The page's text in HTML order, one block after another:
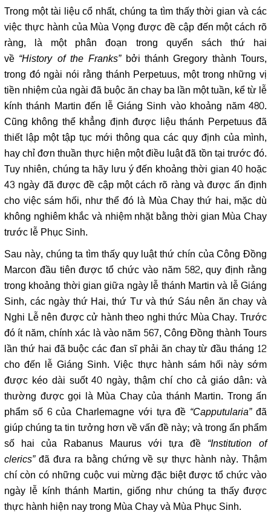
Trong một tài liệu cổ nhất, chúng ta tìm thấy thời gian và các
việc thực hành của Mùa Vọng được đề cập đến một cách rõ
ràng, là một phân đoạn trong quyển sách thứ hai
về “History of the Franks”bởi thánh Gregory thành Tours,
trong đó ngài nói rằng thánh Perpetuus, một trong những vị
tiền nhiệm của ngài đã buộc ăn chay ba lần một tuần, kể từ lễ
kính thánh Martin đến lễ Giáng Sinh vào khoảng năm 480.
Cũng không thể khẳng định được liệu thánh Perpetuus đã
thiết lập một tập tục mới thông qua các quy định của mình,
hay chỉ đơn thuần thực hiện một điều luật đã tồn tại trước đó.
Tuy nhiên, chúng ta hãy lưu ý đến khoảng thời gian 40 hoặc
43 ngày đã được đề cập một cách rõ ràng và được ấn định
cho việc sám hối, như thể đó là Mùa Chay thứ hai, mặc dù
không nghiêm khắc và nhiệm nhặt bằng thời gian Mùa Chay
trước lễ Phục Sinh.
Sau này, chúng ta tìm thấy quy luật thứ chín của Công Đồng
Marcon đầu tiên được tổ chức vào năm 582, quy định rằng
trong khoảng thời gian giữa ngày lễ thánh Martin và lễ Giáng
Sinh, các ngày thứ Hai, thứ Tư và thứ Sáu nên ăn chay và
Nghi Lễ nên được cử hành theo nghi thức Mùa Chay. Trước
đó ít năm, chính xác là vào năm 567, Công Đồng thành Tours
lần thứ hai đã buộc các đan sĩ phải ăn chay từ đầu tháng 12
cho đến lễ Giáng Sinh. Việc thực hành sám hối này sớm
được kéo dài suốt 40 ngày, thậm chí cho cả giáo dân: và
thường được gọi là Mùa Chay của thánh Martin. Trong ấn
phẩm số 6 của Charlemagne với tựa đề “Capputularia”đã
giúp chúng ta tin tưởng hơn về vấn đề này; và trong ấn phẩm
số hai của Rabanus Maurus với tựa đề “Institution of
clerics”đã đưa ra bằng chứng về sự thực hành này. Thậm
chí còn có những cuộc vui mừng đặc biệt được tổ chức vào
ngày lễ kính thánh Martin, giống như chúng ta thấy được
thực hành hiện nay trong Mùa Chay và Mùa Phục Sinh.